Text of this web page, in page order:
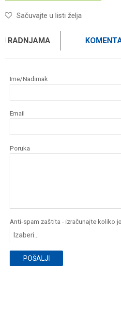
Sačuvajte u listi želja
RADNJAMA
Ime/Nadimak
Email
Poruka
Anti-spam zaštita - izračunajte koliko
POŠALJI